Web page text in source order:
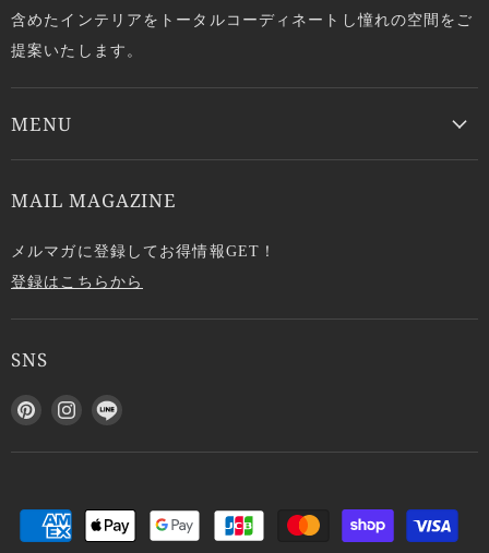
含めたインテリアをトータルコーディネートし憧れの空間をご
提案いたします。
MENU
MAIL MAGAZINE
メルマガに登録してお得情報GET！
登録はこちらから
SNS
P
n
r
I
s
L
N
見